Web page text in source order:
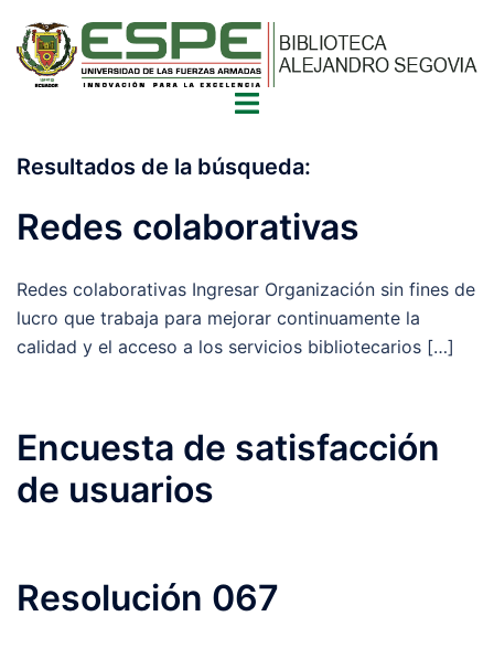
contenido
Alternar
Resultados de la búsqueda:
Redes colaborativas
Redes colaborativas Ingresar Organización sin fines de
lucro que trabaja para mejorar continuamente la
calidad y el acceso a los servicios bibliotecarios […]
Encuesta de satisfacción
de usuarios
Resolución 067